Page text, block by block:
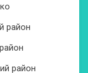
район
район